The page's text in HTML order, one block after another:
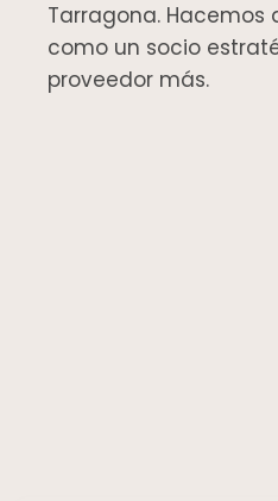
Tarragona. Hacemos
como un socio
proveedor más.